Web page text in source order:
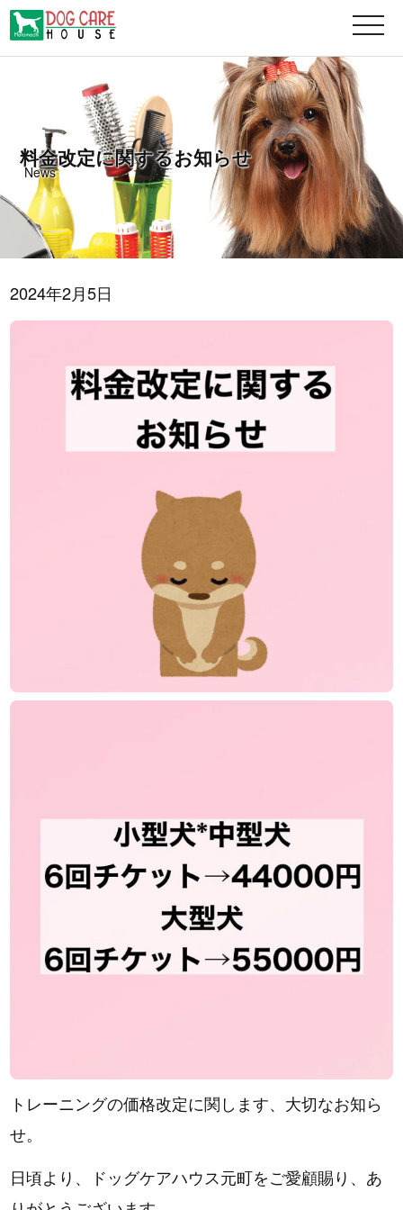
MENU
料金改定に関するお知らせ
News
2024年2月5日
トレーニングの価格改定に関します、大切なお知ら
せ。
日頃より、ドッグケアハウス元町をご愛顧賜り、あ